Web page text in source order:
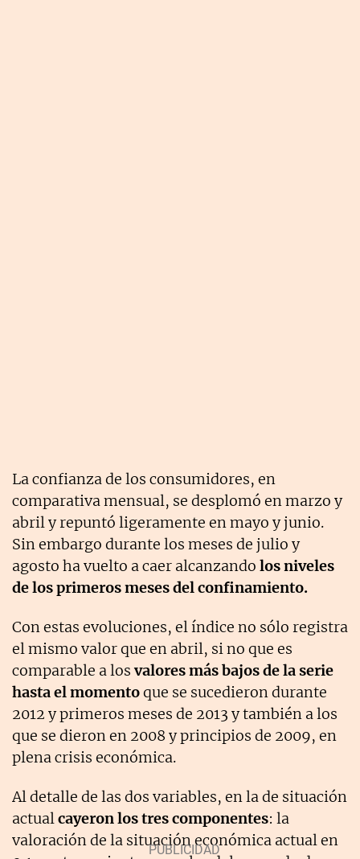
La confianza de los consumidores, en
comparativa mensual, se desplomó en marzo y
abril y repuntó ligeramente en mayo y junio.
Sin embargo durante los meses de julio y
agosto ha vuelto a caer alcanzando los niveles
de los primeros meses del confinamiento.
Con estas evoluciones, el índice no sólo registra
el mismo valor que en abril, si no que es
comparable a losvalores más bajos de la serie
hasta el momentoque se sucedieron durante
2012 y primeros meses de 2013 y también a los
que se dieron en 2008 y principios de 2009, en
plena crisis económica.
Al detalle de las dos variables, en la de situación
actualcayeron los tres componentes: la
valoración de la situación económica actual en